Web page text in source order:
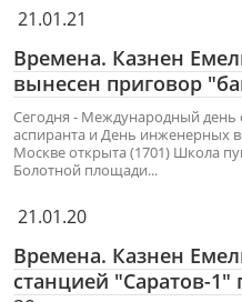
21.01.21
Времена. Казнен
вынесен приговор
Сегодня - Международный день
аспиранта и День инженерных
Москве открыта (1701) Школа
Болотной площади...
21.01.20
Времена. Казнен
станцией "Саратов-